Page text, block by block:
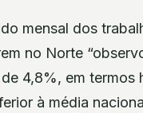
mensal dos
no Norte
4,8%, em termos
à média